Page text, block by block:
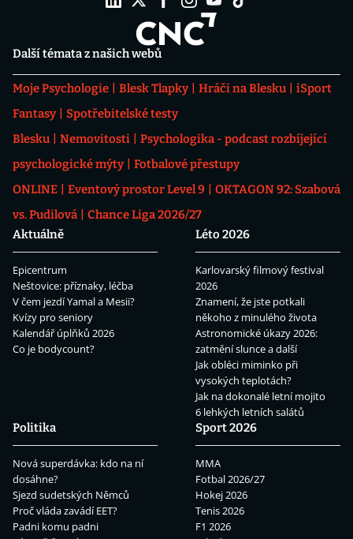
Další témata z našich webů
Moje Psychologie Blesk Tlapky Hráči na Blesku
iSport
Fantasy
Spotřebitelské testy
Blesku
Nemovitosti
Psychologika - podcast rozbíjející
psychologické mýty
Fotbalové přestupy
ONLINE
Eventový prostor Level 9
OKTAGON 92: Szabová
vs. Pudilová
Chance Liga 2026/27
Aktuálně
Epicentrum
Neštovice: příznaky, léčba
V čem jezdí Yamal a Mesii?
Kvízy pro seniory
Kalendář úplňků 2026
Co je bodycount?
Léto 2026
Karlovarský filmový festival
2026
Znamení, že jste potkali
někoho z minulého života
Astronomické úkazy 2026:
zatmění slunce a další
Jak obléci miminko při
vysokých teplotách?
Jak na dokonalé letní mojito
6 lehkých letních salátů
Politika
Nová superdávka: kdo na ní
dosáhne?
Sjezd sudetských Němců
Proč vláda zavádí EET?
Padni komu padni
Sport 2026
MMA
Fotbal 2026/27
Hokej 2026
Tenis 2026
F1 2026